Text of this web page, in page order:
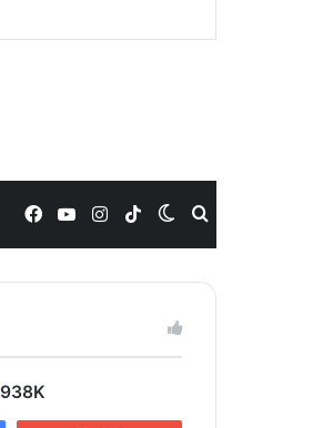
Switch
skin
TikTok
Instagram
YouTube
Facebook
938K